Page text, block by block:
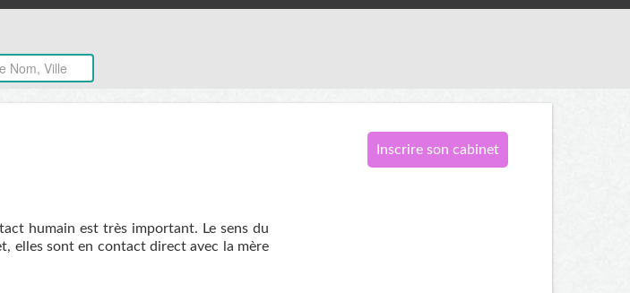
humain est très important. Le sens du
elles sont en contact direct avec la mère
Inscrire son cabinet